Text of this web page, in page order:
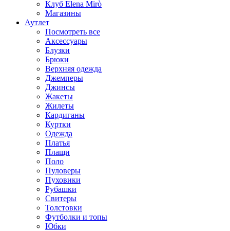
Клуб Elena Mirò
Магазины
Аутлет
Посмотреть все
Аксессуары
Блузки
Брюки
Верхняя одежда
Джемперы
Джинсы
Жакеты
Жилеты
Кардиганы
Куртки
Одежда
Платья
Плащи
Поло
Пуловеры
Пуховики
Рубашки
Свитеры
Толстовки
Футболки и топы
Юбки